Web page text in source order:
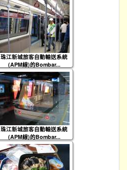
珠江新城旅客自動輸送系統
(APM線)的Bombar...
珠江新城旅客自動輸送系統
(APM線)的Bombar...